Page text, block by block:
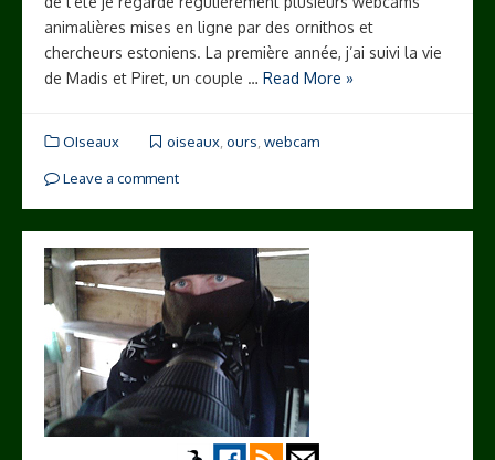
animalières mises en ligne par des ornithos et
chercheurs estoniens. La première année, j’ai suivi la vie
de Madis et Piret, un couple … Read More »
OIseaux oiseaux, ours webcam
Leave a comment